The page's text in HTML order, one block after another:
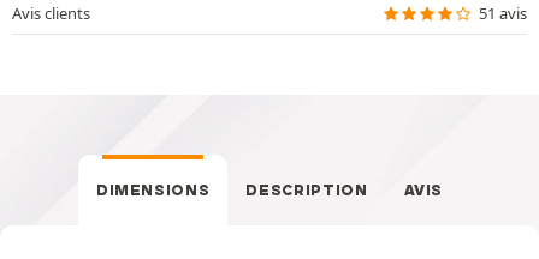
Avis clients
51 avis
DIMENSIONS DESCRIPTION AVIS